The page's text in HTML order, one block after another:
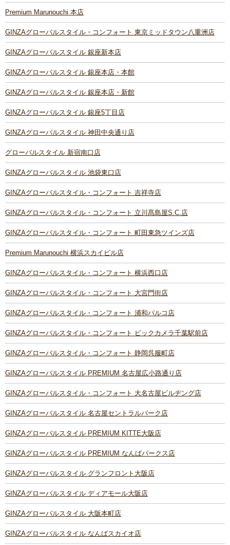
Premium Marunouchi 本店
GINZAグローバルスタイル・コンフォート 東京ミッドタウン八重洲店
GINZAグローバルスタイル 銀座新本店
GINZAグローバルスタイル 銀座本店・本館
GINZAグローバルスタイル 銀座本店・新館
GINZAグローバルスタイル 銀座5丁目店
GINZAグローバルスタイル 神田中央通り店
グローバルスタイル 新宿南口店
GINZAグローバルスタイル 池袋東口店
GINZAグローバルスタイル・コンフォート 吉祥寺店
GINZAグローバルスタイル・コンフォート 立川髙島屋S.C.店
GINZAグローバルスタイル・コンフォート 町田東急ツインズ店
Premium Marunouchi 横浜スカイビル店
GINZAグローバルスタイル・コンフォート 横浜西口店
GINZAグローバルスタイル・コンフォート 大宮門街店
GINZAグローバルスタイル・コンフォート 浦和パルコ店
GINZAグローバルスタイル・コンフォート ビックカメラ千葉駅前店
GINZAグローバルスタイル・コンフォート 静岡呉服町店
GINZAグローバルスタイル PREMIUM 名古屋広小路通り店
GINZAグローバルスタイル・コンフォート 大名古屋ビルヂング店
GINZAグローバルスタイル 名古屋セントラルパーク店
GINZAグローバルスタイル PREMIUM KITTE大阪店
GINZAグローバルスタイル PREMIUM なんばパークス店
GINZAグローバルスタイル グランフロント大阪店
GINZAグローバルスタイル ディアモール大阪店
GINZAグローバルスタイル 大阪本町店
GINZAグローバルスタイル なんばスカイオ店